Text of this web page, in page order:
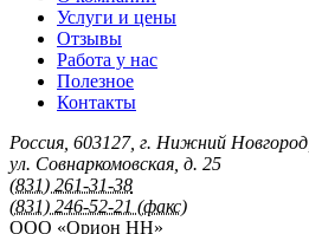
Услуги и цены
Отзывы
Работа у нас
Полезное
Контакты
Россия 603127, г. Нижний Новгород
ул. Совнаркомовская, д. 25
(831) 261-31-38
(831) 246-52-21 (факс)
ООО «Орион НН»